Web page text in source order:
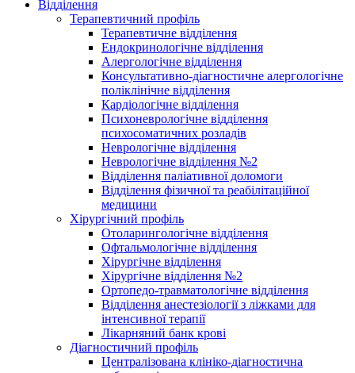
Відділення
Терапевтичний профіль
Терапевтичне відділення
Ендокринологічне відділення
Алергологічне відділення
Консультативно-діагностичне алергологічне
поліклінічне відділення
Кардіологічне відділення
Психоневрологічне відділення
психосоматичних розладів
Неврологічне відділення
Неврологічне відділення №2
Відділення паліативної доломоги
Відділення фізичної та реабілітаційної
медицини
Хірургічний профіль
Отоларингологічне відділення
Офтальмологічне відділення
Хірургічне відділення
Хірургічне відділення №2
Ортопедо-травматологічне відділення
Відділення анестезіології з ліжками для
інтенсивної терапії
Лікарняний банк крові
Діагностичний профіль
Централізована клініко-діагностична